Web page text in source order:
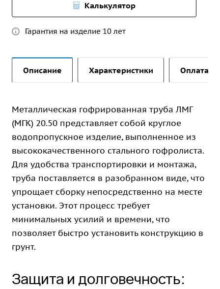
Калькулятор
Гарантия на изделие 10 лет
Описание Характеристики Оплата и
Металлическая гофрированная труба ЛМГ
(МГК) 20.50 представляет собой круглое
водопропускное изделие, выполненное из
высококачественного стального гофролиста.
Для удобства транспортировки и монтажа,
труба поставляется в разобранном виде, что
упрощает сборку непосредственно на месте
установки. Этот процесс требует
минимальных усилий и времени, что
позволяет быстро установить конструкцию в
грунт.
Защита и долговечность: